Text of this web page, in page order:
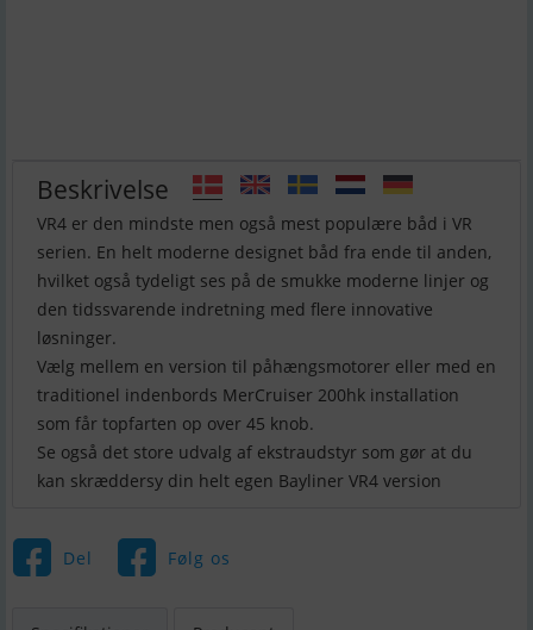
Beskrivelse
VR4 er den mindste men også mest populære båd i VR
serien. En helt moderne designet båd fra ende til anden,
hvilket også tydeligt ses på de smukke moderne linjer og
den tidssvarende indretning med flere innovative
løsninger.
Vælg mellem en version til påhængsmotorer eller med en
traditionel indenbords MerCruiser 200hk installation
som får topfarten op over 45 knob.
Se også det store udvalg af ekstraudstyr som gør at du
kan skræddersy din helt egen Bayliner VR4 version
Del Følg os